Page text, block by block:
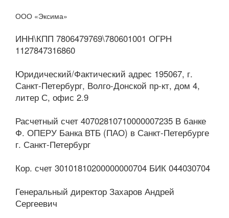
ООО «Эксима»
ИНН\КПП 7806479769\780601001 ОГРН
1127847316860
Юридический/Фактический адрес 195067, г.
Санкт-Петербург, Волго-Донской пр-кт, дом 4,
литер С, офис 2.9
Расчетный счет 40702810710000007235 В банке
Ф. ОПЕРУ Банка ВТБ (ПАО) в Санкт-Петербурге
г. Санкт-Петербург
Кор. счет 30101810200000000704 БИК 044030704
Генеральный директор Захаров Андрей
Сергеевич